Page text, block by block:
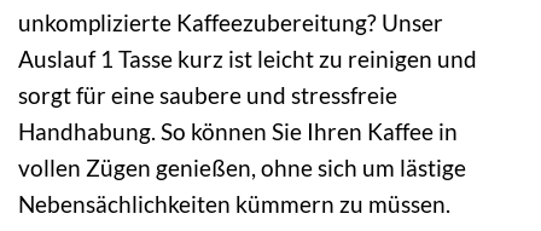
unkomplizierte Kaffeezubereitung? Unser
Auslauf 1 Tasse kurz ist leicht zu reinigen und
sorgt für eine saubere und stressfreie
Handhabung. So können Sie Ihren Kaffee in
vollen Zügen genießen, ohne sich um lästige
Nebensächlichkeiten kümmern zu müssen.